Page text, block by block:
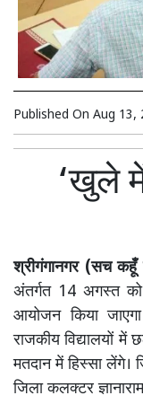
Published On Aug 13,
‘खुले
श्रीगंगानगर (सच कहूँ
अंतर्गत 14 अगस्त को
आयोजन किया
राजकीय विद्यालयों में
मतदान में हिस्सा लेंगे।
जिला कलक्टर